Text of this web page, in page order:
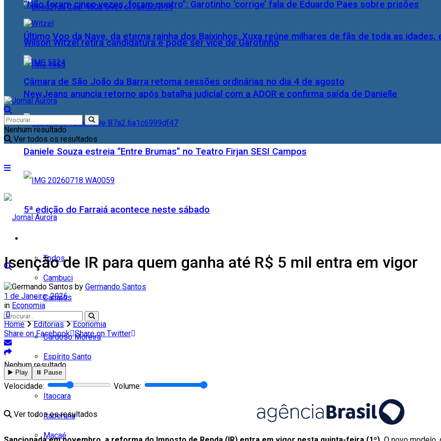
Último Voo da Nave, da eterna rainha dos Baixinhos, Xuxa reúne milhares de fãs de toda as idades,
NewJeans anuncia retorno após batalha judicial com a ADOR e confirma saída de Danielle
Daniele Souza estreia “Entre Brumas” no Teatro Firjan SESI Campos
5ª edição do Farraiá acontece neste sábado
Todos
Cambuci
Campos
Cardoso Moreira
Espírito Santo
Italva
Itaocara
Itaperuna
Macaé
“Não foram cinco vezes, foram quatro”: Garotinho ‘corrige’ fala de Eduardo Paes sobre prisões
Wilson Witzel retira candidatura e pode ser vice de Garotinho
Câmara de São João da Barra retoma sessões ordinárias no dia 4 de agosto
Nenhum resultado
Ver todos os resultados
Nenhum resultado
Ver todos os resultados
Isenção de IR para quem ganha até R$ 5 mil entra em vigor
by Germando Santos
1 de Janeiro, 2026
in Economia
0
Home
Editorias
Economia
Share on Facebook Share on Twitter
▶️ Play ⏸️ Pause
Velocidade: Volume: